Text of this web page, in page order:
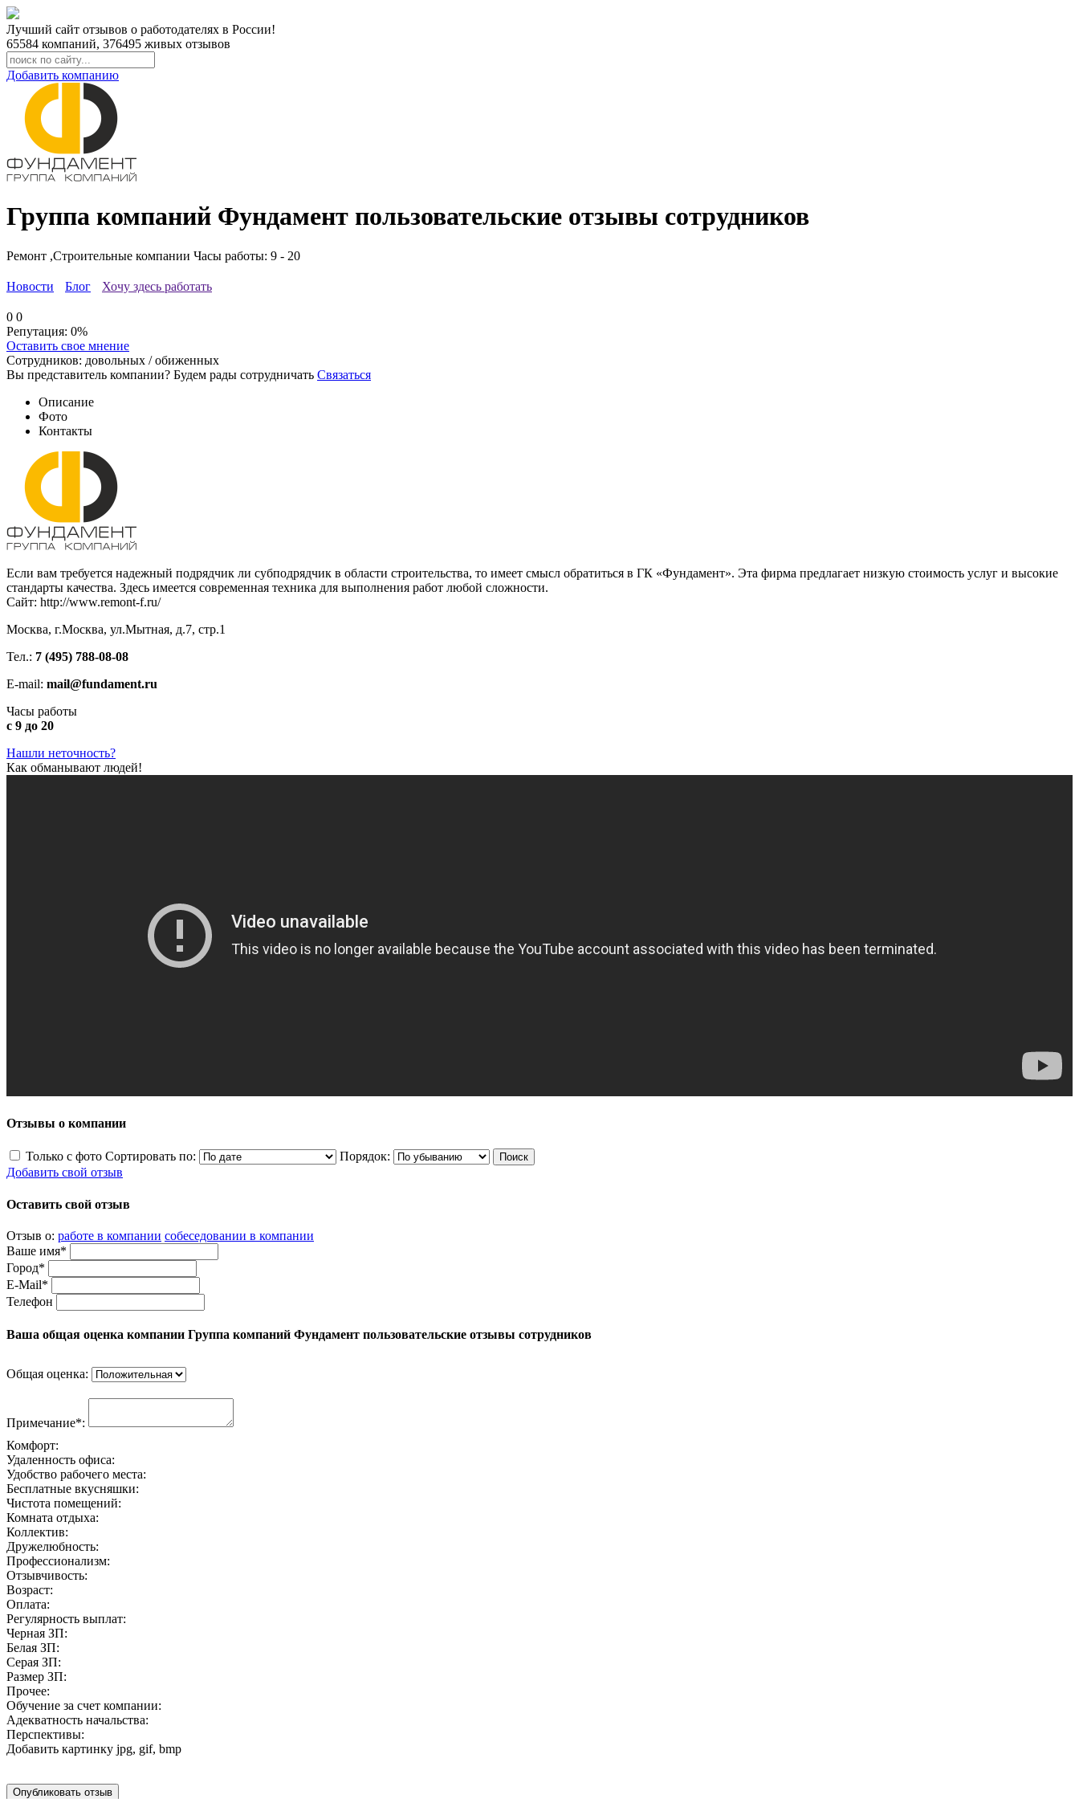
Лучший сайт отзывов о работодателях в России!
65584 компаний, 376495 живых отзывов
Добавить компанию
Группа компаний Фундамент пользовательские отзывы сотрудников
Ремонт ,Строительные компании Часы работы: 9 - 20
Новости Блог Хочу здесь работать
0 0
Репутация: 0%
Оставить свое мнение
Сотрудников: довольных /обиженных
Вы представитель компании? Будем рады сотрудничать Связаться
Описание
Фото
Контакты
Если вам требуется надежный подрядчик ли субподрядчик в области строительства, то имеет смысл обратиться в ГК «Фундамент». Эта фирма предлагает низкую стоимость услуг и высокие
стандарты качества. Здесь имеется современная техника для выполнения работ любой сложности.
Сайт: http://www.remont-f.ru/
Москва, г.Москва, ул.Мытная, д.7, стр.1
Тел.: 7 (495) 788-08-08
E-mail: mail@fundament.ru
Часы работы
с 9 до 20
Нашли неточность?
Как обманывают людей!
Отзывы о компании
Только с фото Сортировать по:
Порядок:
Добавить свой отзыв
Оставить свой отзыв
Отзыв о: работе в компании собеседовании в компании
Ваше имя*
Город*
E-Mail*
Телефон
Ваша общая оценка компании Группа компаний Фундамент пользовательские отзывы сотрудников
Общая оценка:
Примечание*:
Комфорт:
Удаленность офиса:
Удобство рабочего места:
Бесплатные вкусняшки:
Чистота помещений:
Комната отдыха:
Коллектив:
Дружелюбность:
Профессионализм:
Отзывчивость:
Возраст:
Оплата:
Регулярность выплат:
Черная ЗП:
Белая ЗП:
Серая ЗП:
Размер ЗП:
Прочее:
Обучение за счет компании:
Адекватность начальства:
Перспективы:
Добавить картинку jpg, gif, bmp